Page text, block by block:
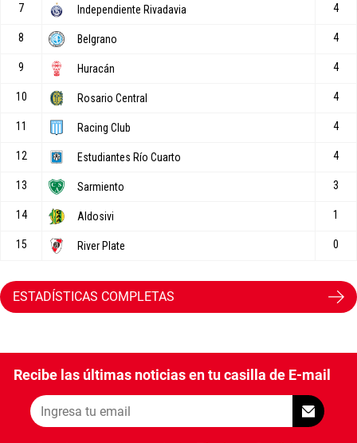
ESTADÍSTICAS COMPLETAS
Recibe las últimas noticias en tu casilla de E-mail